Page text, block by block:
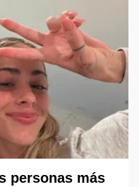
personas más